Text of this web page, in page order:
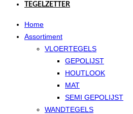
TEGELZETTER
Home
Assortiment
VLOERTEGELS
GEPOLIJST
HOUTLOOK
MAT
SEMI GEPOLIJST
WANDTEGELS